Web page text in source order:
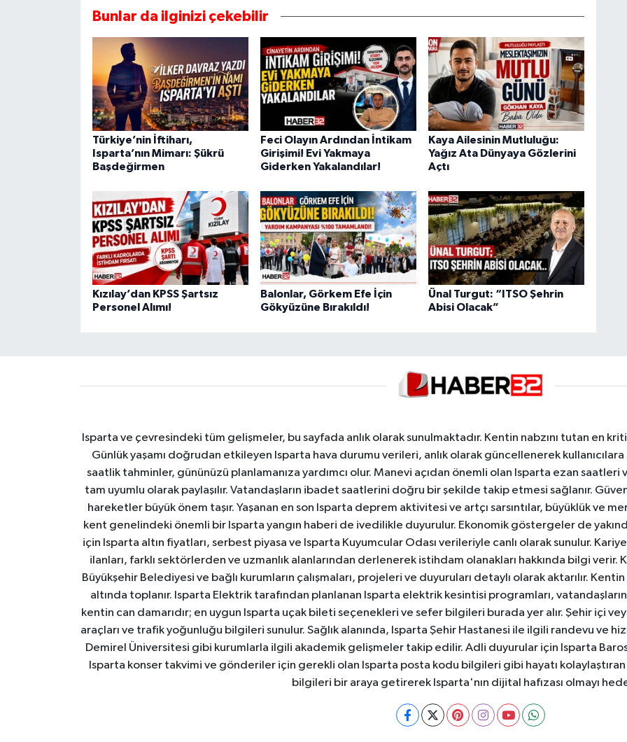
Bunlar da ilginizi çekebilir
Türkiye’nin İftiharı,
Isparta’nın Mimarı: Şükrü
Başdeğirmen
Feci Olayın Ardından İntikam
Girişimi! Evi Yakmaya
Giderken Yakalandılar!
Kaya Ailesinin Mutluluğu:
Yağız Ata Dünyaya Gözlerini
Açtı
Kızılay’dan KPSS Şartsız
Personel Alımı!
Balonlar, Görkem Efe İçin
Gökyüzüne Bırakıldı!
Ünal Turgut: “ITSO Şehrin
Abisi Olacak”
Isparta ve çevresindeki tüm gelişmeler, bu sayfada anlık olarak sunulmaktadır. Kentin nabzını tutan en
Günlük yaşamı doğrudan etkileyen Isparta hava durumu verileri, anlık olarak güncellenerek
saatlik tahminler, gününüzü planlamanıza yardımcı olur. Manevi açıdan önemli olan Isparta ezan
tam uyumlu olarak paylaşılır. Vatandaşların ibadet saatlerini doğru bir şekilde takip etmesi sağlanır.
hareketler büyük önem taşır. Yaşanan en son Isparta deprem aktivitesi ve artçı sarsıntılar, büyüklük ve
kent genelindeki önemli bir Isparta yangın haberi de ivedilikle duyurulur. Ekonomik göstergeler de
için Isparta altın fiyatları, serbest piyasa ve Isparta Kuyumcular Odası verileriyle canlı olarak sunulur.
ilanları, farklı sektörlerden ve uzmanlık alanlarından derlenerek istihdam olanakları hakkında bilgi verir.
Büyükşehir Belediyesi ve bağlı kurumların çalışmaları, projeleri ve duyuruları detaylı olarak aktarılır.
altında toplanır. Isparta Elektrik tarafından planlanan Isparta elektrik kesintisi programları,
kentin can damarıdır; en uygun Isparta uçak bileti seçenekleri ve sefer bilgileri burada yer alır. Şehir içi
araçları ve trafik yoğunluğu bilgileri sunulur. Sağlık alanında, Isparta Şehir Hastanesi ile ilgili randevu ve
Demirel Üniversitesi gibi kurumlarla ilgili akademik gelişmeler takip edilir. Adli duyurular için Isparta
Isparta konser takvimi ve gönderiler için gerekli olan Isparta posta kodu bilgileri gibi hayatı
bilgileri bir araya getirerek Isparta'nın dijital hafızası olmayı